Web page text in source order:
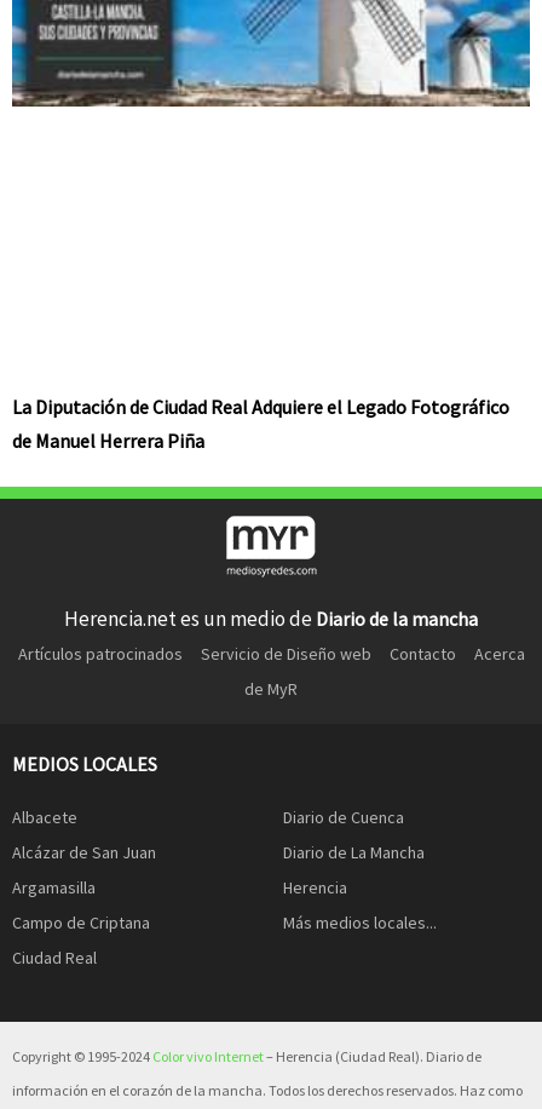
La Diputación de Ciudad Real Adquiere el Legado Fotográfico
de Manuel Herrera Piña
Herencia.net es un medio de Diario de la mancha
Artículos patrocinados Servicio de Diseño web Contacto
Acerca
de MyR
MEDIOS LOCALES
Albacete
Alcázar de San Juan
Argamasilla
Campo de Criptana
Ciudad Real
Diario de Cuenca
Diario de La Mancha
Herencia
Más medios locales...
Copyright © 1995-2024 Color vivo Internet– Herencia (Ciudad Real). Diario de
información en el corazón de la mancha. Todos los derechos reservados. Haz como